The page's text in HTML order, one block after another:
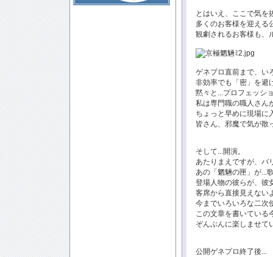
とはいえ、ここで気を
多くのお客様を迎える
観劇されるお客様も、
ゲネプロ直前まで、い
非効率でも「密」を避
黙々と...プロフェッシ
私は専門職の職人さん
ちょっと早めに現場に
皆さん、邪魔で気が散
そして...開演。
あたりまえですが、バ
あの「魍魎の匣」が...
登場人物の彼らが、彼
客席から直接見えない
今までいろいろな二次
この文章を書いている
ぞんぶんに楽しませ
公開ゲネプロ終了後...